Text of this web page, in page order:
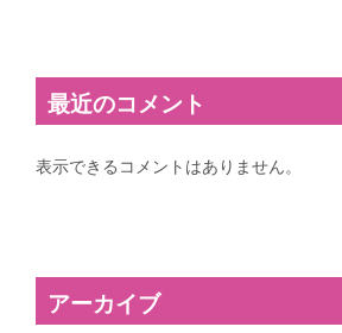
最近のコメント
表示できるコメントはありません。
アーカイブ